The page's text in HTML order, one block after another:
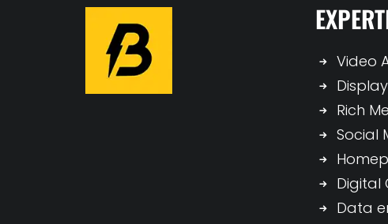
Video
Rich
Social
Digital
Data